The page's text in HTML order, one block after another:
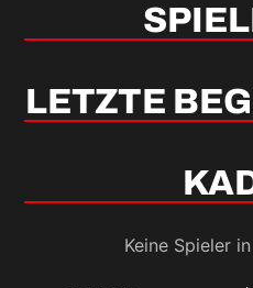
LETZTE
Keine Spieler